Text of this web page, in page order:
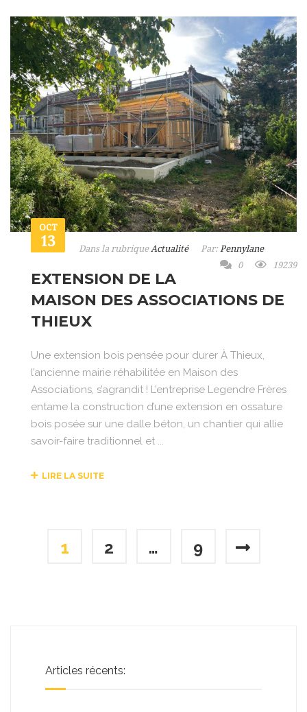
OCT
13 Dans la rubrique Actualité Par: Pennylane
0
19239
EXTENSION DE LA
MAISON DES ASSOCIATIONS DE
THIEUX
Une extension bois pensée pour durer À Thieux,
l’ancienne mairie réhabilitée en Maison des
Associations, s’agrandit ! L’entreprise Legendre Frères
entame la construction d’une extension en ossature
bois posée sur une dalle béton, un chantier qui allie
savoir-faire traditionnel et ...
LIRE LA SUITE
1 2 … 9
Articles récents: